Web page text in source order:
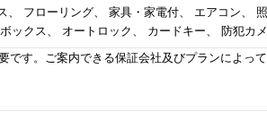
、 フローリング、 家具・家電付、 エアコン、
ックス、 オートロック、 カードキー、 防犯カ
す。ご案内できる保証会社及びプランによっ